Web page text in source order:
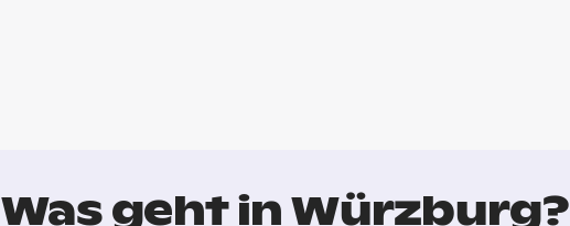
Was geht in Würzburg?